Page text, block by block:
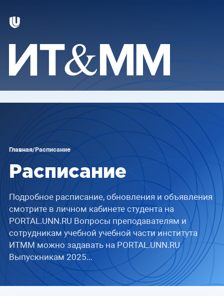
Главная/Расписание
Расписание
Подробное расписание, обновления и объявления
смотрите в личном кабинете студента на
PORTAL.UNN.RU Вопросы преподавателям и
сотрудникам учебной учебной части института
ИТММ можно задавать на PORTAL.UNN.RU
Выпускникам 2025...